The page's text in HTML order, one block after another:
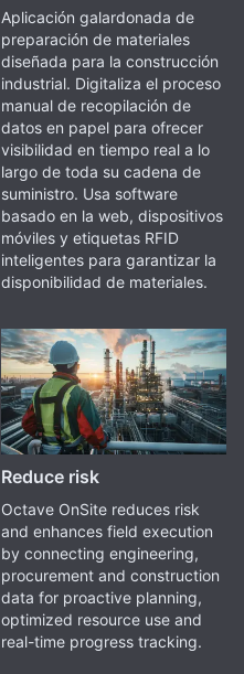
Aplicación galardonada de
preparación de materiales
diseñada para la construcción
industrial. Digitaliza el proceso
manual de recopilación de
datos en papel para ofrecer
visibilidad en tiempo real a lo
largo de toda su cadena de
suministro. Usa software
basado en la web, dispositivos
móviles y etiquetas RFID
inteligentes para garantizar la
disponibilidad de materiales.
Reduce risk
Octave OnSite reduces risk
and enhances field execution
by connecting engineering,
procurement and construction
data for proactive planning,
optimized resource use and
real-time progress tracking.